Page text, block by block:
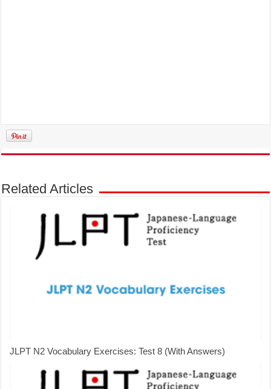
Related Articles
JLPT N2 Vocabulary Exercises: Test 8 (With Answers)